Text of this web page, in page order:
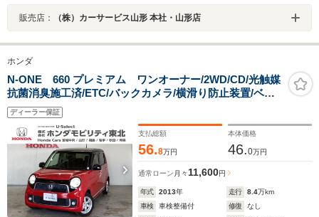
販売店： （株）カーサービス山形 本社・山形店
ホンダ
N-ONE 660 プレミアム ワンオーナー/2WD/CD/光触媒
抗菌消臭施工済/ETC/バックカメラ/横滑り防止装置/ベン
チシート/スマートキー
ディーラー保証
支払総額
56.8万円
本体価格
46.0万円
通常ローン 月々 11,600円
年式 2013年 走行 8.4万km
車検
車検整備付 修復
なし